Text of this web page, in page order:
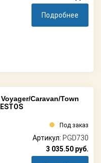
Подробнее
Caravan/Town
Под заказ
Артикул: PGD730
3 035.50 руб.